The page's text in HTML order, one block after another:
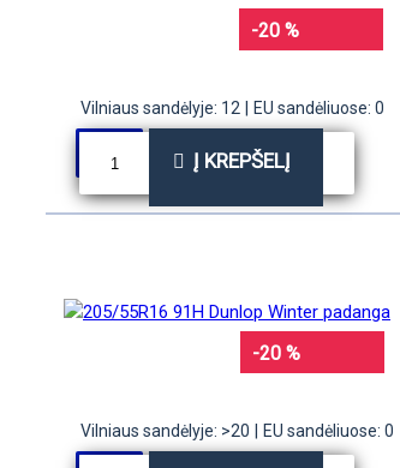
-20 %
Vilniaus sandėlyje: 12 EU sandėliuose: 0
Į KREPŠELĮ
-20 %
Vilniaus sandėlyje: >20 EU sandėliuose: 0